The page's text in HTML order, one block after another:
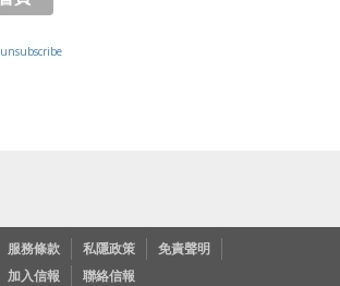
unsubscribe
服務條款 私隱政策
免責聲明
加入信報 聯絡信報